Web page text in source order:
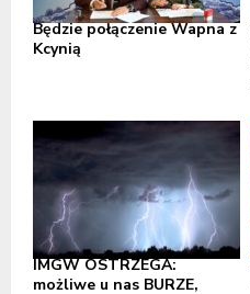
Będzie połączenie Wapna z
Kcynią
IMGW OSTRZEGA:
możliwe u nas BURZE,